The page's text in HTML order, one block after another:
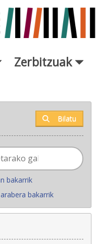
Zerbitzuak
Bilatu
bakarrik
bakarrik